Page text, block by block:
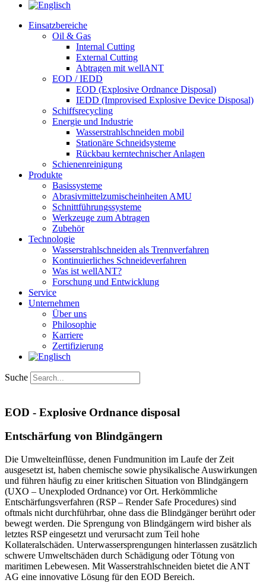
Einsatzbereiche
Oil & Gas
Internal Cutting
External Cutting
Abtragen mit wellANT
EOD / IEDD
EOD (Explosive Ordnance Disposal)
IEDD (Improvised Explosive Device Disposal)
Schiffsrecycling
Energie und Industrie
Wasserstrahlschneiden mobil
Stationäre Schneidsysteme
Rückbau kerntechnischer Anlagen
Schienenreinigung
Produkte
Basissysteme
Abrasivmittelzumischeinheiten AMU
Schnittführungssysteme
Werkzeuge zum Abtragen
Zubehör
Technologie
Wasserstrahlschneiden als Trennverfahren
Kontinuierliches Schneideverfahren
Was ist wellANT?
Forschung und Entwicklung
Service
Unternehmen
Über uns
Philosophie
Karriere
Zertifizierung​
Suche
EOD - Explosive Ordnance disposal
Entschärfung von Blindgängern
Die Umwelteinflüsse, denen Fundmunition im Laufe der Zeit
ausgesetzt ist, haben chemische sowie physikalische Auswirkungen
und führen häufig zu einer kritischen Situation von Blindgängern
(UXO – Unexploded Ordnance) vor Ort. Herkömmliche
Entschärfungsverfahren (RSP – Render Safe Procedures) sind
oftmals nicht durchführbar, ohne dass die Blindgänger berührt oder
bewegt werden. Die Sprengung von Blindgängern wird bisher als
letztes RSP eingesetzt und verursacht zum Teil hohe
Kollateralschäden. Unterwassersprengungen hinterlassen zusätzlich
schwere Umweltschäden durch Schädigung oder Tötung von
maritimen Lebewesen. Mit Wasserstrahlschneiden bietet die ANT
AG eine innovative Lösung für den EOD Bereich.